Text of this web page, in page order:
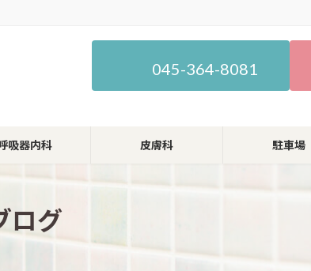
045-364-8081
吸器内科 皮膚科 駐車場
ログ